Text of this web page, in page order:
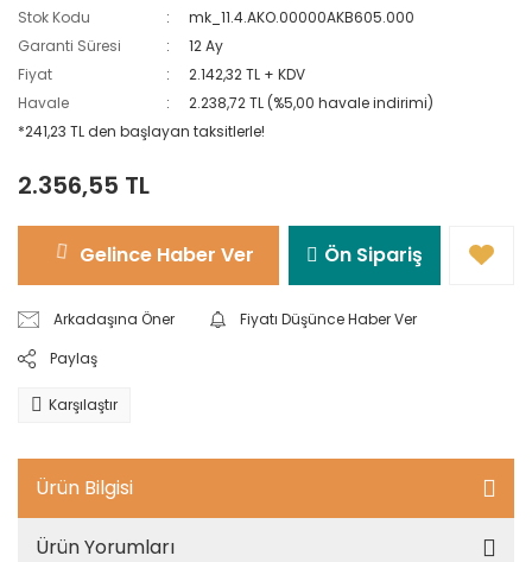
Stok Kodu
mk_11.4.AKO.00000AKB605.000
Garanti Süresi
12 Ay
Fiyat
2.142,32 TL + KDV
Havale
2.238,72 TL (%5,00 havale indirimi)
*241,23 TL den başlayan taksitlerle!
2.356,55 TL
Gelince Haber Ver Ön Sipariş
Arkadaşına Öner
Fiyatı Düşünce Haber Ver
Paylaş
Karşılaştır
Ürün Bilgisi
Ürün Yorumları